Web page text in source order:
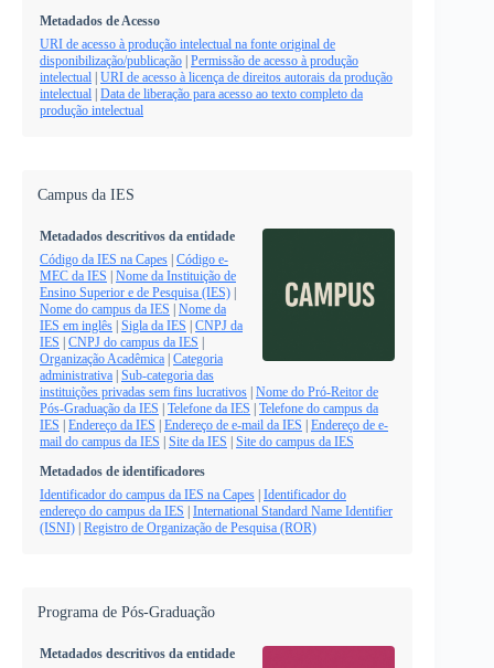
Metadados de Acesso
URI de acesso à produção intelectual na fonte original de
disponibilização/publicação Permissão de acesso à produção
intelectual URI de acesso à licença de direitos autorais da produção
intelectual Data de liberação para acesso ao texto completo da
produção intelectual
Campus da IES
Metadados descritivos da entidade
Código da IES na Capes Código e-
MEC da IES
Nome da Instituição de
Ensino Superior e de Pesquisa (IES)
Nome do campus da IES
Nome da
IES em inglês Sigla da IES
CNPJ da
IES
CNPJ do campus da IES
Organização Acadêmica Categoria
administrativa Sub-categoria das
instituições privadas sem fins lucrativos Nome do Pró-Reitor de
Pós-Graduação da IES
Telefone da IES
Telefone do campus da
IES
Endereço da IES Endereço de e-mail da IES
Endereço de e-
mail do campus da IES
Site da IES
Site do campus da IES
Metadados de identificadores
Identificador do campus da IES na Capes Identificador do
endereço do campus da IES
International Standard Name Identifier
(ISNI) Registro de Organização de Pesquisa (ROR)
Programa de Pós-Graduação
Metadados descritivos da entidade